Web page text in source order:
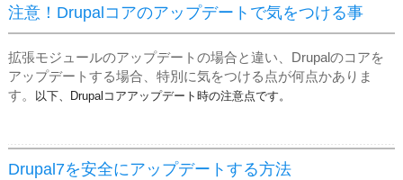
注意！Drupalコアのアップデートで気をつける事
拡張モジュールのアップデートの場合と違い、Drupalのコアを
アップデートする場合、特別に気をつける点が何点かありま
す。 以下、Drupalコアアップデート時の注意点です。
Drupal7を安全にアップデートする方法